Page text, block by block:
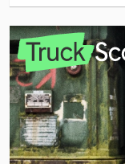
Kiti Savivartis
Kiti Savivartis
Leci Savivartis
Lück Savivartis
Maxus Savivartis